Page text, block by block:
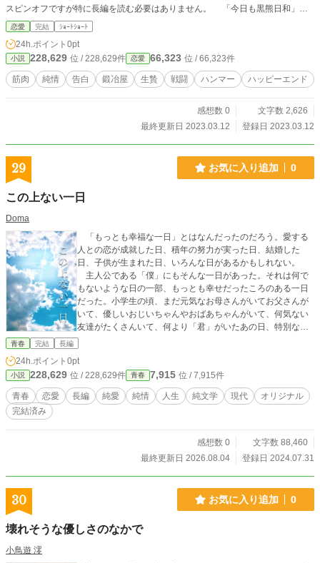
スピンオフですが特に長編を読む必要はありません。 「今日も黒熊日和」の
オマケ話に出てくる鍛冶屋のゴードンさんです。 ゴードンさんが倒した幻魔
で、オル君の武器が作られます。 本編には一切関係ない豆知識でした。 別
サイトにも同時公開中
恋愛 完結 ｼｮｰﾄｼｮｰﾄ
24h.ポイント 0pt
小説 228,629 位 / 228,629件 恋愛 66,323 位 / 66,323件
筋肉 純情 告白 鍛冶屋 生贄 戦闘 ハンマー ハッピーエンド
感想数 0
文字数 2,626
最終更新日 2023.03.12
登録日 2023.03.12
29 お気に入り追加 0
この上ない一日
Doma
「もっとも幸福な一日」とはなんだったのだろう。愛する
人との恋が成就した日、積年の努力が実った日、結婚した
日、子供が生まれた日、いろんな日があるかもしれない。
主人公である「僕」にもそんな一日があった。それは何で
もないような日の一部、もっとも幸せだったころのある一日
だった。小学生の頃、まだ元気なお母さんがいてお父さんが
いて、優しいおじいちゃんやおばあちゃんがいて、何気ない
友達がたくさんいて、何より「君」がいたあの日、特別なこ
とには花火大会がその街で行われた。 始まるまでの朝も昼
ないでいつも新しく現れる世界との出会いに心を震わせなが
ら、初めに「君」に引かれた手と足で時に「君」を導い て、
自由に走り回ったあの時の街。終わることを恐れたその夜。
花火が上がり、そして散った。 すべてが、もう遠い。
今、夜の闇に呑まれようとしている。 あの日々、あの日も
っとも生が強く放った輝きも、「君」もどこにもないのか、
青春 完結 長編
24h.ポイント 0pt
小説 228,629 位 / 228,629件 青春 7,915 位 / 7,915件
青春 恋愛 長編 純愛 純情 人生 純文学 現代
オリジナル
完結済み
感想数 0
文字数 88,460
最終更新日 2026.08.04
登録日 2024.07.31
30 お気に入り追加 0
壊れそうな優しさのなかで
小鳥遊 澪